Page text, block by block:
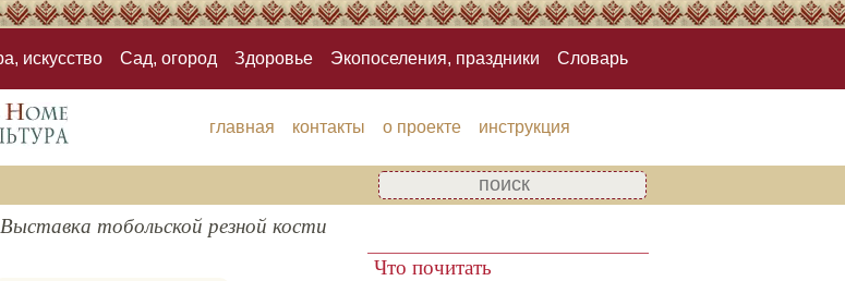
искусство Сад, огород Здоровье Экопоселения, праздники Словарь
главная контакты о проекте инструкция
Выставка тобольской резной кости
Что почитать